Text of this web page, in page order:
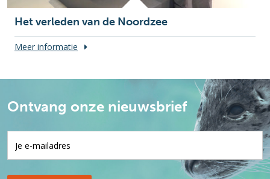
Het verleden van de Noordzee
Meer informatie
Ontvang onze nieuwsbrief